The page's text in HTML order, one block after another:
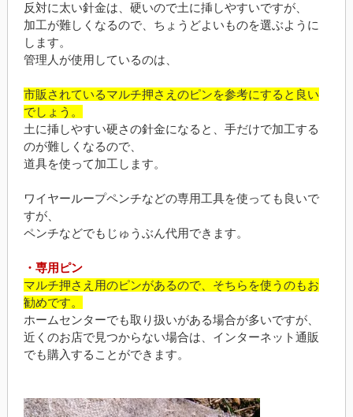
反対に太い針金は、硬いので土に挿しやすいですが、
加工が難しくなるので、ちょうどよいものを選ぶように
します。
管理人が使用しているのは、
市販されているマルチ押さえのピンを参考にすると良い
でしょう。
土に挿しやすい硬さの針金になると、手だけで加工する
のが難しくなるので、
道具を使って加工します。
ワイヤーループペンチなどの専用工具を使っても良いで
すが、
ペンチなどでもじゅうぶん代用できます。
・専用ピン
マルチ押さえ用のピンがあるので、そちらを使うのもお
勧めです。
ホームセンターでも取り扱いがある場合が多いですが、
近くのお店で見つからない場合は、インターネット通販
でも購入することができます。